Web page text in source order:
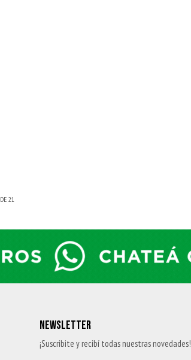
DE21
NEWSLETTER
¡Suscribite y recibí todas nuestras novedades!